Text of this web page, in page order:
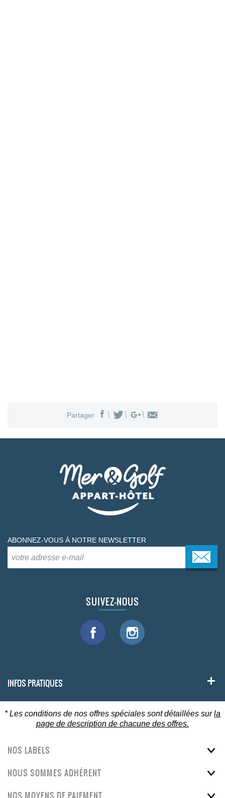
Partager
ABONNEZ-VOUS À NOTRE NEWSLETTER
SUIVEZ-NOUS
INFOS PRATIQUES
* Les conditions de nos offres spéciales sont détaillées surla
page de description de chacune des offres.
NOS LABELS
NOUS SOMMES ADHÉRENT